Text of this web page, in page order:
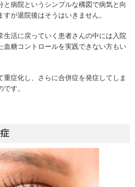
と病院というシンプルな構図で病気と向
が退院後はそうはいきません。
生活に戻っていく患者さんの中には入院
血糖コントロールを実践できない方もい
重症化し、さらに合併症を発症してしま
す。